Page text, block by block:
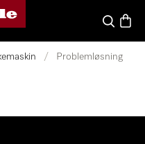
Søk
/ Problemløsning